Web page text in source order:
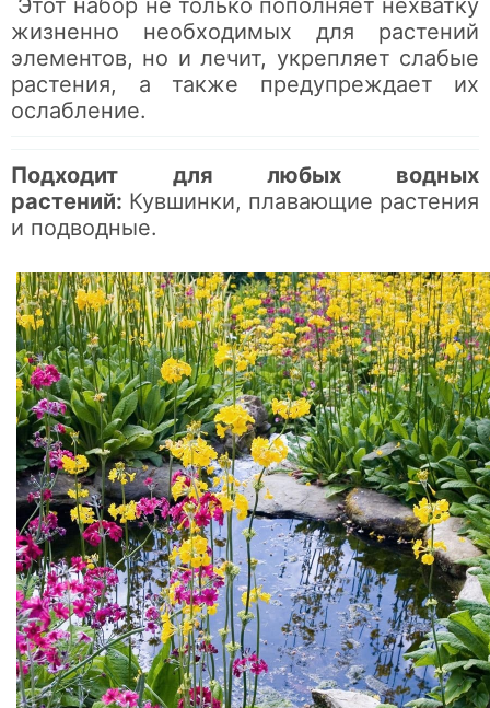
Этот набор не только пополняет нехватку
жизненно необходимых для растений
элементов, но и лечит, укрепляет слабые
растения, а также предупреждает их
ослабление.
Подходит для любых водных
растений: Кувшинки, плавающие растения
и подводные.